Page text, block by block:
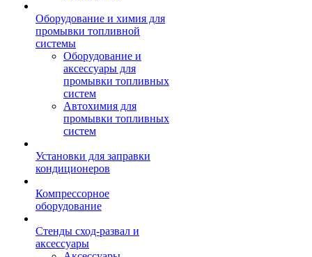
Оборудование и химия для
промывки топливной
системы
Оборудование и
аксессуары для
промывки топливных
систем
Автохимия для
промывки топливных
систем
Установки для заправки
кондиционеров
Компрессорное
оборудование
Стенды сход-развал и
аксессуары